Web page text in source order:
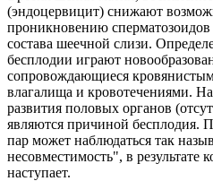
(эндоцервицит) снижают
проникновению
состава шеечной слизи.
бесплодии играют
сопровождающиеся
влагалища и кровотечениями.
развития половых органов
являются причиной бесплодия.
пар может наблюдаться так
несовместимость", в результате
наступает.